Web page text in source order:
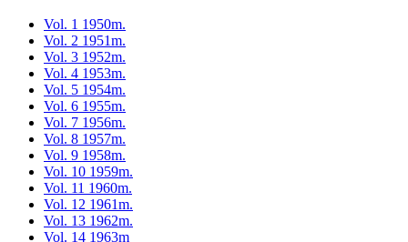
Vol. 1 1950m.
Vol. 2 1951m.
Vol. 3 1952m.
Vol. 4 1953m.
Vol. 5 1954m.
Vol. 6 1955m.
Vol. 7 1956m.
Vol. 8 1957m.
Vol. 9 1958m.
Vol. 10 1959m.
Vol. 11 1960m.
Vol. 12 1961m.
Vol. 13 1962m.
Vol. 14 1963m